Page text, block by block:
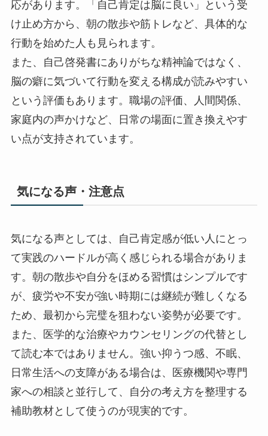
応があります。「自己肯定は脳に良い」という受
け止め方から、朝の散歩や筋トレなど、具体的な
行動を始めた人も見られます。
また、自己啓発書にありがちな精神論ではなく、
脳の癖に気づいて行動を変える構成が読みやすい
という評価もあります。職場の評価、人間関係、
家庭内の声かけなど、日常の場面に置き換えやす
い点が支持されています。
気になる声・注意点
気になる声としては、自己肯定感が低い人にとっ
て実践のハードルが高く感じられる場合がありま
す。朝の散歩や自分をほめる習慣はシンプルです
が、疲労や不安が強い時期には継続が難しくなる
ため、最初から完璧を狙わない姿勢が必要です。
また、医学的な治療やカウンセリングの代替とし
て読む本ではありません。強い抑うつ感、不眠、
日常生活への支障がある場合は、医療機関や専門
家への相談と並行して、自分の考え方を整理する
補助教材として使うのが現実的です。